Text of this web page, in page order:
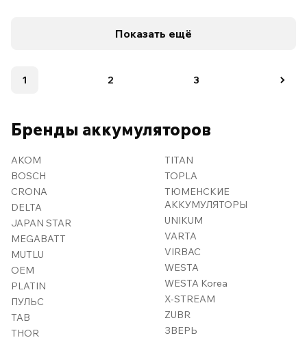
Показать ещё
1 2 3
Бренды аккумуляторов
AKOM
BOSCH
CRONA
DELTA
JAPAN STAR
MEGABATT
MUTLU
OEM
PLATIN
ПУЛЬС
TAB
THOR
TITAN
TOPLA
ТЮМЕНСКИЕ
АККУМУЛЯТОРЫ
UNIKUM
VARTA
VIRBAC
WESTA
WESTA Korea
X-STREAM
ZUBR
ЗВЕРЬ